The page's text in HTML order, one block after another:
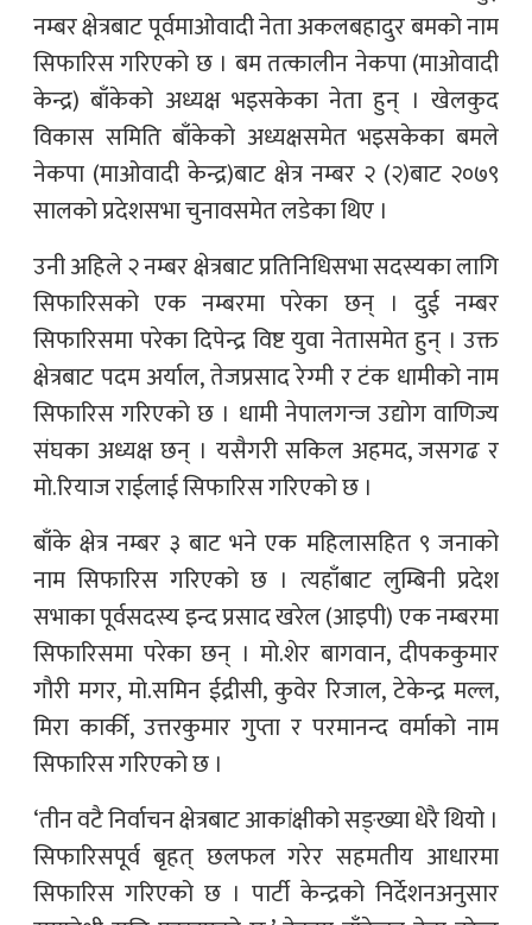
नम्बर क्षेत्रबाट पूर्वमाओवादी नेता अकलबहादुर बमको नाम
सिफारिस गरिएको छ । बम तत्कालीन नेकपा (माओवादी
केन्द्र) बाँकेको अध्यक्ष भइसकेका नेता हुन् । खेलकुद
विकास समिति बाँकेको अध्यक्षसमेत भइसकेका बमले
नेकपा (माओवादी केन्द्र)बाट क्षेत्र नम्बर २ (२)बाट २०७९
सालको प्रदेशसभा चुनावसमेत लडेका थिए ।
उनी अहिले २ नम्बर क्षेत्रबाट प्रतिनिधिसभा सदस्यका लागि
सिफारिसको एक नम्बरमा परेका छन् । दुई नम्बर
सिफारिसमा परेका दिपेन्द्र विष्ट युवा नेतासमेत हुन् । उक्त
क्षेत्रबाट पदम अर्याल, तेजप्रसाद रेग्मी र टंक धामीको नाम
सिफारिस गरिएको छ । धामी नेपालगन्ज उद्योग वाणिज्य
संघका अध्यक्ष छन् । यसैगरी सकिल अहमद, जसगढ र
मो.रियाज राईलाई सिफारिस गरिएको छ ।
बाँके क्षेत्र नम्बर ३ बाट भने एक महिलासहित ९ जनाको
नाम सिफारिस गरिएको छ । त्यहाँबाट लुम्बिनी प्रदेश
सभाका पूर्वसदस्य इन्द प्रसाद खरेल (आइपी) एक नम्बरमा
सिफारिसमा परेका छन् । मो.शेर बागवान, दीपककुमार
गौरी मगर, मो.समिन ईद्रीसी, कुवेर रिजाल, टेकेन्द्र मल्ल,
मिरा कार्की, उत्तरकुमार गुप्ता र परमानन्द वर्माको नाम
सिफारिस गरिएको छ ।
‘तीन वटै निर्वाचन क्षेत्रबाट आकांक्षीको सङ्ख्या धेरै थियो ।
सिफारिसपूर्व बृहत् छलफल गरेर सहमतीय आधारमा
सिफारिस गरिएको छ । पार्टी केन्द्रको निर्देशनअनुसार